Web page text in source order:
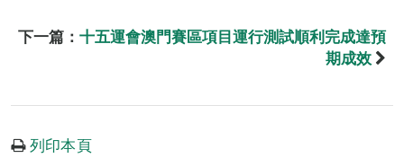
下一篇： 十五運會澳門賽區項目運行測試順利完成達預
期成效
列印本頁